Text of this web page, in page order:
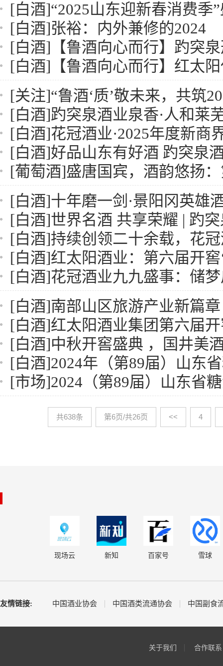
[白酒]“2025山东迎新春消费季”盛大启动 |
[白酒]张裕：内外兼修的2024
[白酒] 【鲁酒向心而行】趵突泉邢宪卿：泉香酒庄让
[白酒] 【鲁酒向心而行】红太阳任志刚：让红太阳
[关注]“鲁酒‘质’敬未来，共筑2024发展新梦”——2024鲁
[白酒]趵突泉酒业泉香·人和莱芜区核心
[白酒]花冠酒业·2025年度新商界精英
[白酒]好品山东有好酒 趵突泉酒业展风采 | 数字化
[葡萄酒]盛唐国宾，酒韵悠扬：第十四届盛唐美
[白酒]十年磨一剑·景阳冈英雄酒梦——2024第十届老
[白酒]世界名酒 共享荣耀 | 趵突泉系列产品亮相第二
[白酒]持续创领二十余载，花冠酒业第二十三届“
[白酒]红太阳酒业：第六届开窖‘酿’新篇，酱香车间扩产‘
[白酒]花冠酒业九九盛事：储梦启航，新质领
[白酒]南部山区旅游产业新篇章 | 趵突泉酒业董事长邢宪卿
[白酒]红太阳酒业集团第六届开窖节即将盛大
[白酒]中秋开窖盛典 ，国井美酒飘香|2024山东国
[白酒]2024年（第89届）山东省糖酒
[市场]2024（第89届）山东省糖酒商品交
共638条 第6页/共26页 << 4
现场云 新知 百家号 雪球
友情链接: 中国酒业协会 中国酒类流通协会 中国副食
关于我们 合作联系